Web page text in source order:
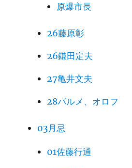
原爆市長
26藤原彰
26鎌田定夫
27亀井文夫
28パルメ、オロフ
03月忌
01佐藤行通